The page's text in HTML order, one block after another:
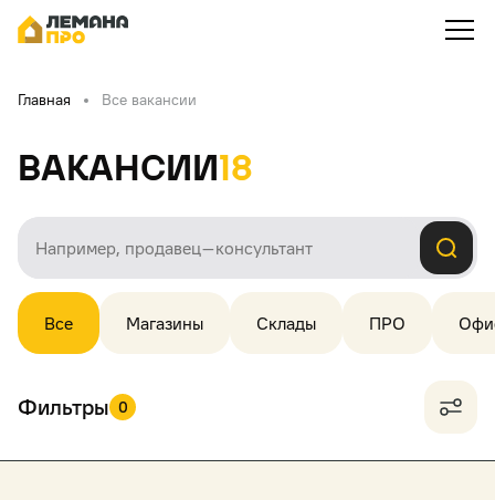
Главная Все вакансии
Вакансии18
Все Магазины Склады ПРО
Фильтры 0